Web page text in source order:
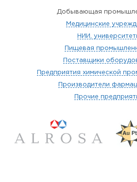
Добывающая
Медицинские
НИИ,
Пищевая
Поставщики
Предприятия химической
Производители
Прочие